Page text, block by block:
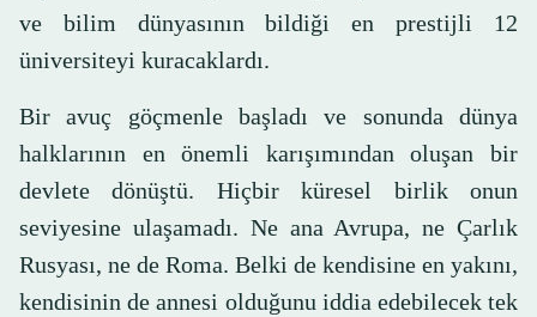
ve bilim dünyasının bildiği en prestijli 12
üniversiteyi kuracaklardı.
Bir avuç göçmenle başladı ve sonunda dünya
halklarının en önemli karışımından oluşan bir
devlete dönüştü. Hiçbir küresel birlik onun
seviyesine ulaşamadı. Ne ana Avrupa, ne Çarlık
Rusyası, ne de Roma. Belki de kendisine en yakını,
kendisinin de annesi olduğunu iddia edebilecek tek